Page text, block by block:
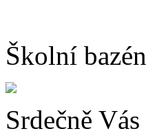
Školní bazén
Srdečně